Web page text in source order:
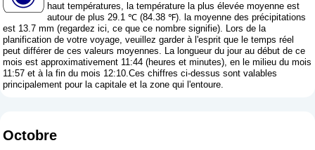
haut températures, la température la plus élevée moyenne est
autour de plus 29.1 ℃ (84.38 ℉). la moyenne des précipitations
est 13.7 mm (regardez ici, ce que ce nombre signifie). Lors de la
planification de votre voyage, veuillez garder à l'esprit que le temps réel
peut différer de ces valeurs moyennes. La longueur du jour au début de ce
mois est approximativement 11:44 (heures et minutes), en le milieu du mois
11:57 et à la fin du mois 12:10.Ces chiffres ci-dessus sont valables
principalement pour la capitale et la zone qui l'entoure.
Octobre